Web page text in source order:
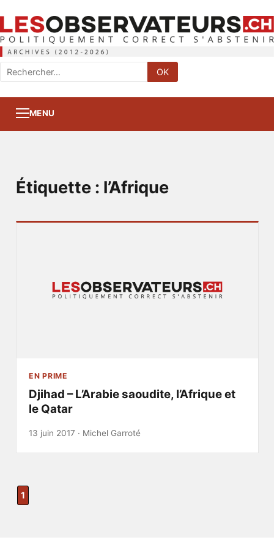
Rechercher
:
OK
MENU
Étiquette : l’Afrique
EN PRIME
Djihad – L’Arabie saoudite, l’Afrique et
le Qatar
13 juin 2017 · Michel Garroté
1